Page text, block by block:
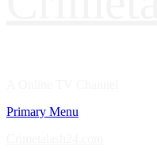
Primary Menu